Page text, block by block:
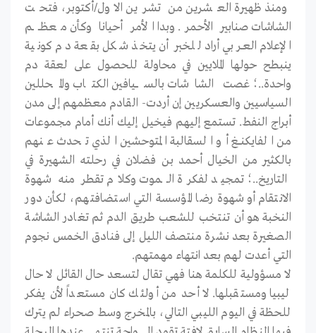
ومنذ ظهيرة العشرين من تشرين الاول/أكتوبر، فتحت
الشاشات صنابير الأحمر. وبدا الأمر أحيانا وكأن معظـــــم
الإعلام العــربي أراد للخبر أن يتخذ شكل بقعة دم كونية
ينبطح حولها الملايين في محاولة للحصول على لعقة دم
واحدة..؛ غصت الشاشات بالســــيافين الكتاب والمحللين
السياسيين والعسكريين إن أردت- القادم معظمهم إلى مدن
أبراج النفط. تستمع إليهم فيخيل إليك أنك أمام مجموعات
من الفايكنـــغ أو السقالبة المتوحشين الذي تحدث عنهم
بالكثير من الخيال أحمد بن فضلان في رحلته الشهيرة في
التاريخ..؛ تمجيد لفكرة الـــموت وكلام تقطر منه شهوة
الانتقام أو شهوة رضا المؤسسة التي استضافتهم، لكأن دور
النخبة هو أن تنتخب للشعب طريق الدم ثم تغادر الشاشة
الصغيرة بعد نشرة منتصف الليل إلى فنادق الخمس نجوم
التي أعدت لهم بعد انتهاء مهمتهم.
لا مسؤولية للكلمة هنا فهي تقال لتسعد حال القائل لا حال
ليبيا ومستقبلها. لا أحد من أولئك كان مستعداً لأن يفكر
للحظة في اليوم الليبي التالي، بالمخرج وسط صحراء لم يترك